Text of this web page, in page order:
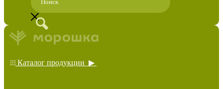
Каталог продукции ▶